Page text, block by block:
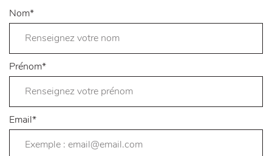
Nom*
Prénom*
Email*